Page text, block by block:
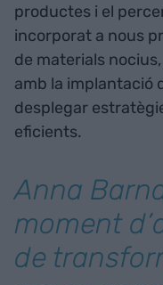
productes i el
incorporat a nous
de materials
amb la implantació
desplegar
eficients.
Anna
moment
de